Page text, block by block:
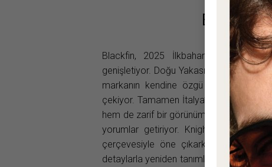
Blackfin
Blackfin, 2025 İlkbahar/Yaz
genişletiyor. Doğu Yakası modernizmi ile
markanın kendine özgü estetik
çekiyor. Tamamen İtalya’da, tek bir
hem de zarif bir görünüm sunuyor.
yorumlar getiriyor. Knightsbridge,
çerçevesiyle öne çıkarken; Mayfair,
detaylarla yeniden tanımlıyor. Her iki